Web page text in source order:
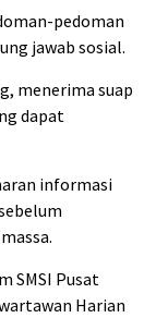
pedoman
jawab sosial.
menerima suap
dapat
informasi
SMSI Pusat
Harian